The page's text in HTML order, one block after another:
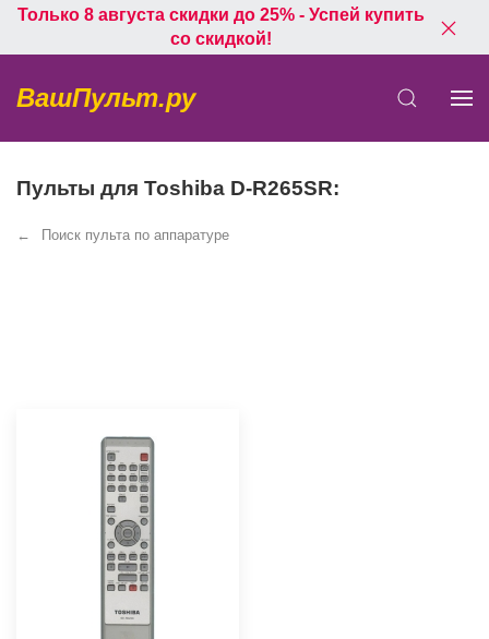
Только 8 августа скидки до 25% - Успей купить
со скидкой!
ВашПульт.ру
Пульты для Toshiba D-R265SR:
Поиск пульта по аппаратуре